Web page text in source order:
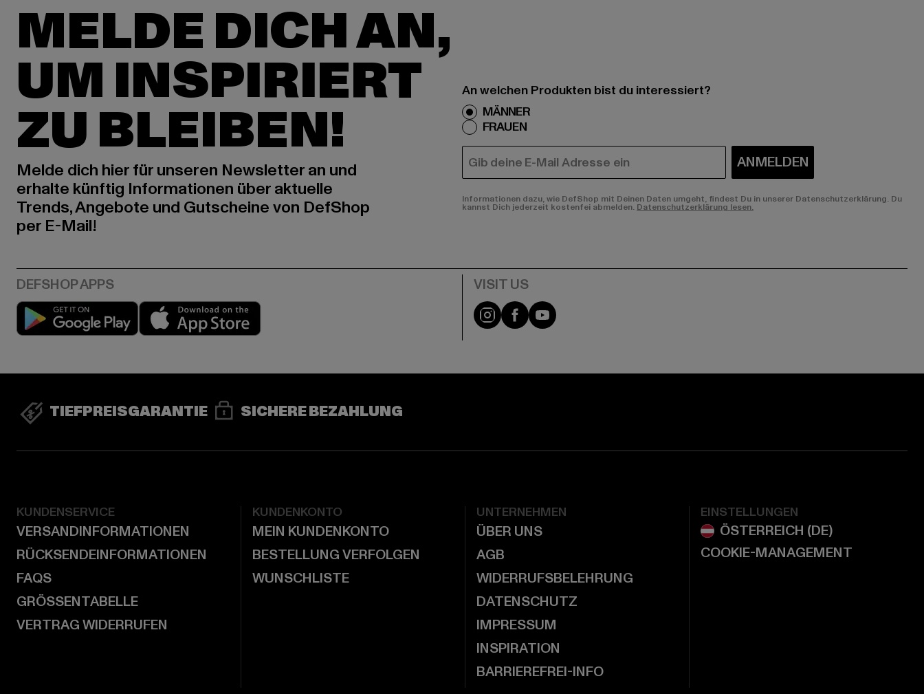
MELDE DICH AN,
UM INSPIRIERT
ZU BLEIBEN!
Melde dich hier für unseren Newsletter an und
erhalte künftig Informationen über aktuelle
Trends, Angebote und Gutscheine von DefShop
per E-Mail!
An welchen Produkten bist du interessiert?
MÄNNER
FRAUEN
E-MAIL ANMELDEN
Informationen dazu, wie DefShop mit Deinen Daten umgeht, findest Du in unserer Datenschutzerklärung. Du
kannst Dich jederzeit kostenfei abmelden. Datenschutzerklärung lesen.
Play market Visit our Instagram page:
Visit our Facebook page:
Visit our YouTube channel:
TIEFPREISGARANTIE SICHERE BEZAHLUNG
KUNDENSERVICE
VERSANDINFORMATIONEN
RÜCKSENDEINFORMATIONEN
FAQS
GRÖSSENTABELLE
VERTRAG WIDERRUFEN
KUNDENKONTO
MEIN KUNDENKONTO
BESTELLUNG VERFOLGEN
WUNSCHLISTE
UNTERNEHMEN
ÜBER UNS
AGB
WIDERRUFSBELEHRUNG
DATENSCHUTZ
IMPRESSUM
INSPIRATION
BARRIEREFREI-INFO
EINSTELLUNGEN
COOKIE-MANAGEMENT